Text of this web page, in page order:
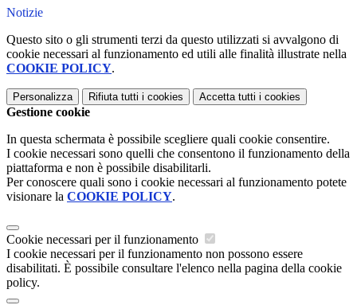
Notizie
Questo sito o gli strumenti terzi da questo utilizzati si avvalgono di
cookie necessari al funzionamento ed utili alle finalità illustrate nella
COOKIE POLICY.
Personalizza Rifiuta tutti i cookies Accetta tutti i cookies
Gestione cookie
In questa schermata è possibile scegliere quali cookie consentire.
I cookie necessari sono quelli che consentono il funzionamento della
piattaforma e non è possibile disabilitarli.
Per conoscere quali sono i cookie necessari al funzionamento potete
visionare la COOKIE POLICY.
Cookie necessari per il funzionamento
I cookie necessari per il funzionamento non possono essere
disabilitati. È possibile consultare l'elenco nella pagina della cookie
policy.